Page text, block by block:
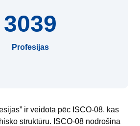
3039
Profesijas
ir veidota pēc ISCO-08, kas
struktūru. ISCO-08 nodrošina